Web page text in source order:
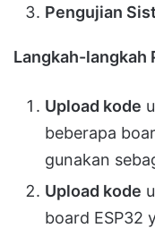
Pengujian
Langkah-langkah
Upload kode
beberapa
gunakan
Upload kode
board ESP32